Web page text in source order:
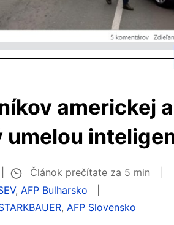
americkej
umelou
Článok prečítate za 5 min
, AFP Bulharsko
, AFP Slovensko